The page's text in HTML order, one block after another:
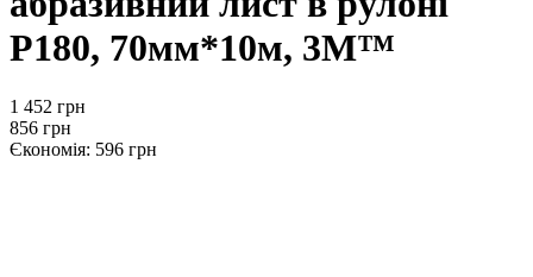
Р180, 70мм*10м, 3M™
1 452 грн
856 грн
Єкономія: 596 грн